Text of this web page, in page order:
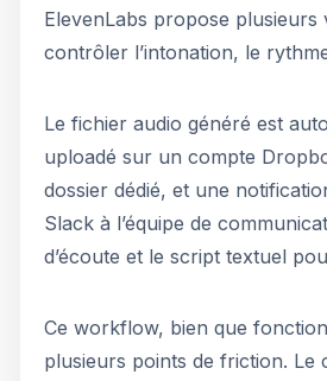
ElevenLabs propose plusieurs
contrôler l’intonation, le
Le fichier audio généré est
uploadé sur un compte
dossier dédié, et une
Slack à l’équipe de
d’écoute et le script textuel
Ce workflow, bien que
plusieurs points de friction. Le